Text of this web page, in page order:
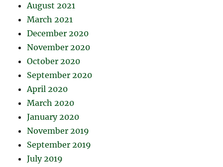
August 2021
March 2021
December 2020
November 2020
October 2020
September 2020
April 2020
March 2020
January 2020
November 2019
September 2019
July 2019